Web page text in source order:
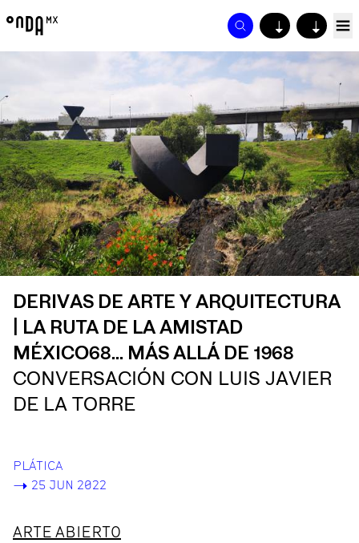
↓ ↓
DERIVAS DE ARTE Y ARQUITECTURA
| LA RUTA DE LA AMISTAD
MÉXICO68... MÁS ALLÁ DE 1968
CONVERSACIÓN CON LUIS JAVIER
DE LA TORRE
PLÁTICA
-> 25 JUN 2022
ARTE ABIERTO